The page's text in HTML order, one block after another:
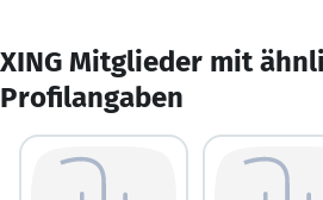
XING Mitglieder mit
Profilangaben